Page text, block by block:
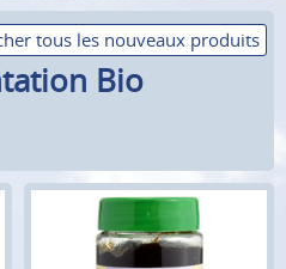
tous les nouveaux produits
Bio